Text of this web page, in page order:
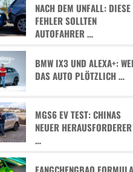
NACH DEM UNFALL: DIESE
FEHLER SOLLTEN
AUTOFAHRER …
BMW IX3 UND ALEXA+:
DAS AUTO PLÖTZLICH …
MGS6 EV TEST: CHINAS
NEUER
…